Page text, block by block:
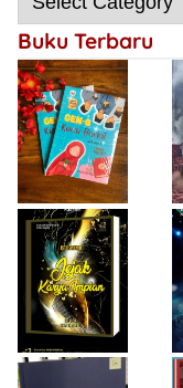
Buku Terbaru
Isty Daiyah
Jejak Karya Impian
Desi Wulan Sari
Refleksi Histori
dan Inspirasi
Generasi di Masa
Pandemi
“Achieving the
Impossible”